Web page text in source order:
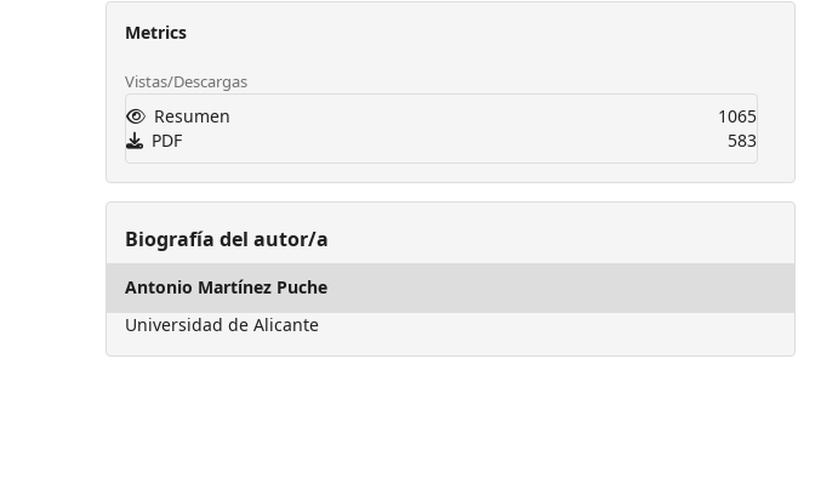
Metrics
Vistas/Descargas
Resumen
1065
PDF
583
Biografía del autor/a
Antonio Martínez Puche
Universidad de Alicante